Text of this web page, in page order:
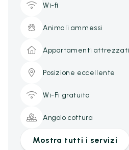
Wi-fi
Animali ammessi
Appartamenti attrezzati
Posizione eccellente
Wi-Fi gratuito
Angolo cottura
Mostra tutti i servizi